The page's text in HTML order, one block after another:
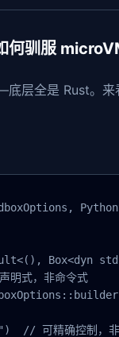
何驯服
层全是 Rust。来
Box<dyn
明式，非命令式
// 可精确控制，